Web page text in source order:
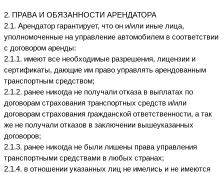
2. ПРАВА И ОБЯЗАННОСТИ АРЕНДАТОРА
2.1. Арендатор гарантирует, что он и/или иные лица,
уполномоченные на управление автомобилем в соответствии
с договором аренды:
2.1.1. имеют все необходимые разрешения, лицензии и
сертификаты, дающие им право управлять арендованным
транспортным средством;
2.1.2. ранее никогда не получали отказа в выплатах по
договорам страхования транспортных средств и/или
договорам страхования гражданской ответственности, а так
же не получали отказов в заключении вышеуказанных
договоров;
2.1.3. ранее никогда не были лишены права управления
транспортными средствами в любых странах;
2.1.4. в отношении указанных лиц не имелись и не имеются